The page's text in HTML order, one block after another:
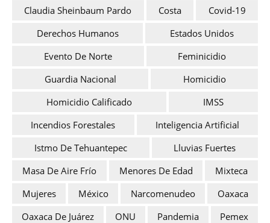
Claudia Sheinbaum Pardo
Costa
Covid-19
Derechos Humanos
Estados Unidos
Evento De Norte
Feminicidio
Guardia Nacional
Homicidio
Homicidio Calificado
IMSS
Incendios Forestales
Inteligencia Artificial
Istmo De Tehuantepec
Lluvias Fuertes
Masa De Aire Frío
Menores De Edad
Mixteca
Mujeres
México Narcomenudeo
Oaxaca
Oaxaca De Juárez
ONU Pandemia
Pemex